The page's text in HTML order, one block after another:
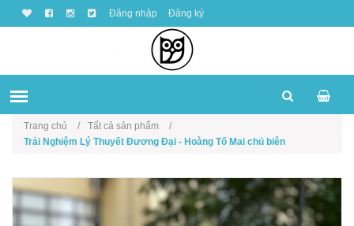
Đăng nhập Đăng ký
Trang chủ
Tất cả sản phẩm
Trải Nghiệm Lý Thuyết Đương Đại - Hoàng Tố Mai chủ biên